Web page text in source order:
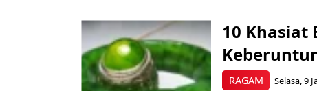
RAGAM
10 Khasiat
Selasa, 9